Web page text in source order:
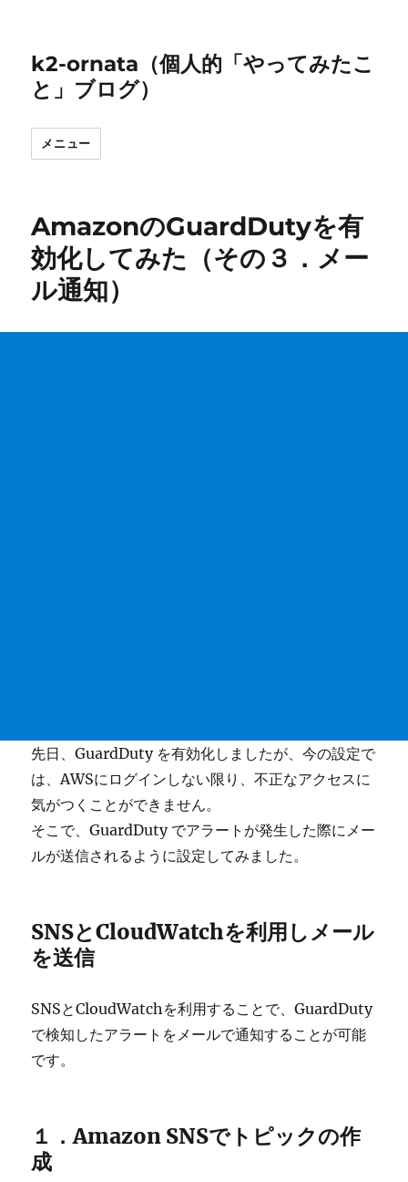
k2-ornata（個人的「やってみたこ
と」ブログ）
メニュー
AmazonのGuardDutyを有
効化してみた（その３．メー
ル通知）
先日、GuardDuty を有効化しましたが、今の設定で
は、AWSにログインしない限り、不正なアクセスに
気がつくことができません。
そこで、GuardDuty でアラートが発生した際にメー
ルが送信されるように設定してみました。
SNSとCloudWatchを利用しメール
を送信
SNSとCloudWatchを利用することで、GuardDuty
で検知したアラートをメールで通知することが可能
です。
１．Amazon SNSでトピックの作
成